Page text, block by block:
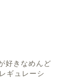
好きなめんど
ギュレーシ